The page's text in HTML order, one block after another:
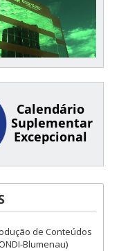
Calendário
Suplementar
Excepcional
de Conteúdos
Blumenau)